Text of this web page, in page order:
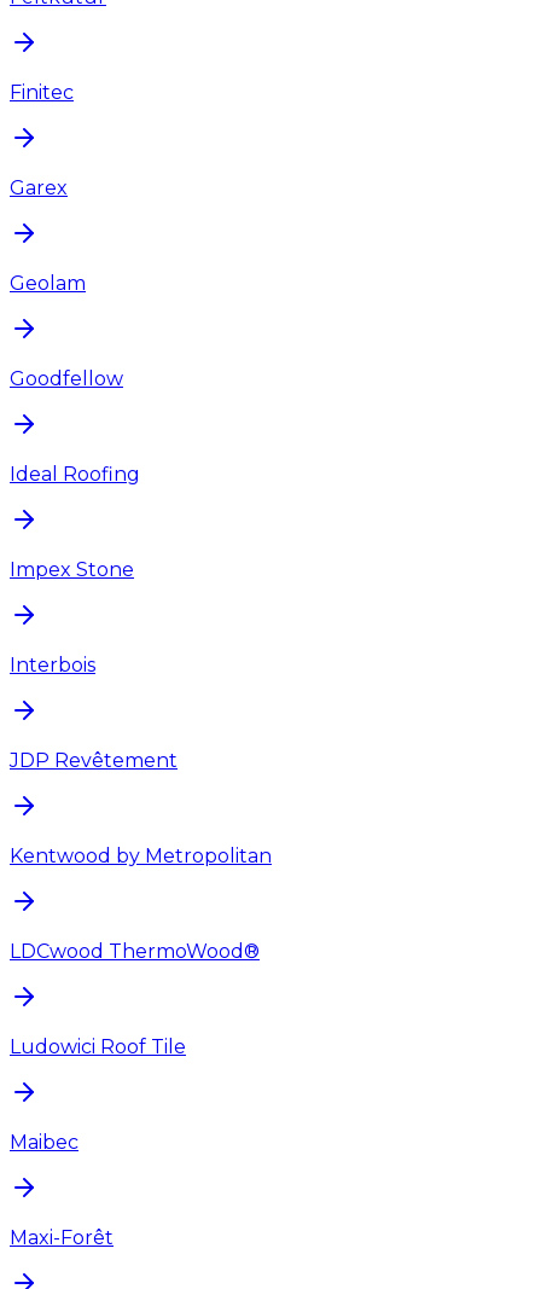
Finitec
Garex
Geolam
Goodfellow
Ideal Roofing
Impex Stone
Interbois
JDP Revêtement
Kentwood by Metropolitan
LDCwood ThermoWood®
Ludowici Roof Tile
Maibec
Maxi-Forêt